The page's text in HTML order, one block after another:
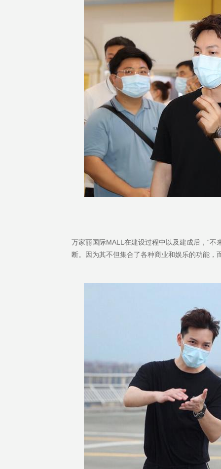
万家丽国际MALL在建设过程中以及建成后，“
断。因为其不但集合了各种商业和娱乐的功能，